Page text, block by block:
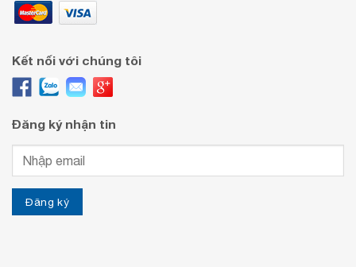
Kết nối với chúng tôi
Đăng ký nhận tin